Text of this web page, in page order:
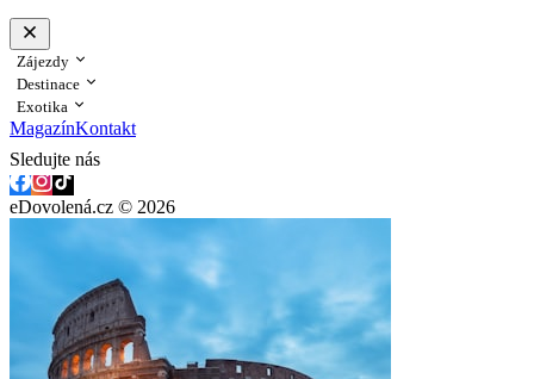
Zájezdy
Destinace
Exotika
MagazínKontakt
Sledujte nás
eDovolená.cz © 2026